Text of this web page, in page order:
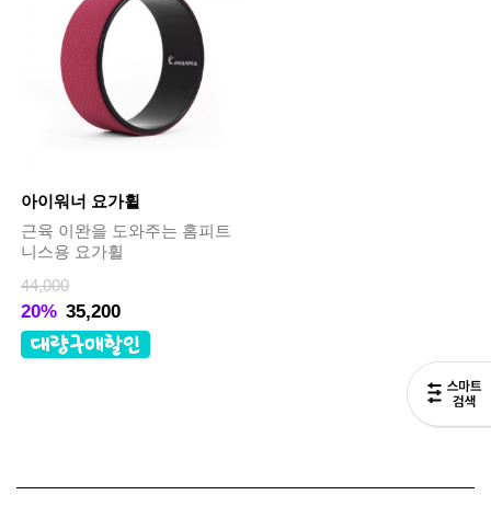
아이워너 요가휠
근육 이완을 도와주는 홈피트
니스용 요가휠
44,000
20% 35,200